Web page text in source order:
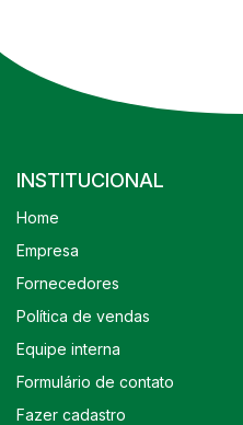
INSTITUCIONAL
Home
Empresa
Fornecedores
Política de vendas
Equipe interna
Formulário de contato
Fazer cadastro